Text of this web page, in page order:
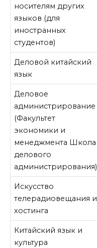
носителям других
языков (для
иностранных
студентов)
Деловой китайский
язык
Деловое
администрирование
(Факультет
экономики и
менеджмента Школа
делового
администрирования)
Искусство
телерадиовещания и
хостинга
Китайский язык и
культура